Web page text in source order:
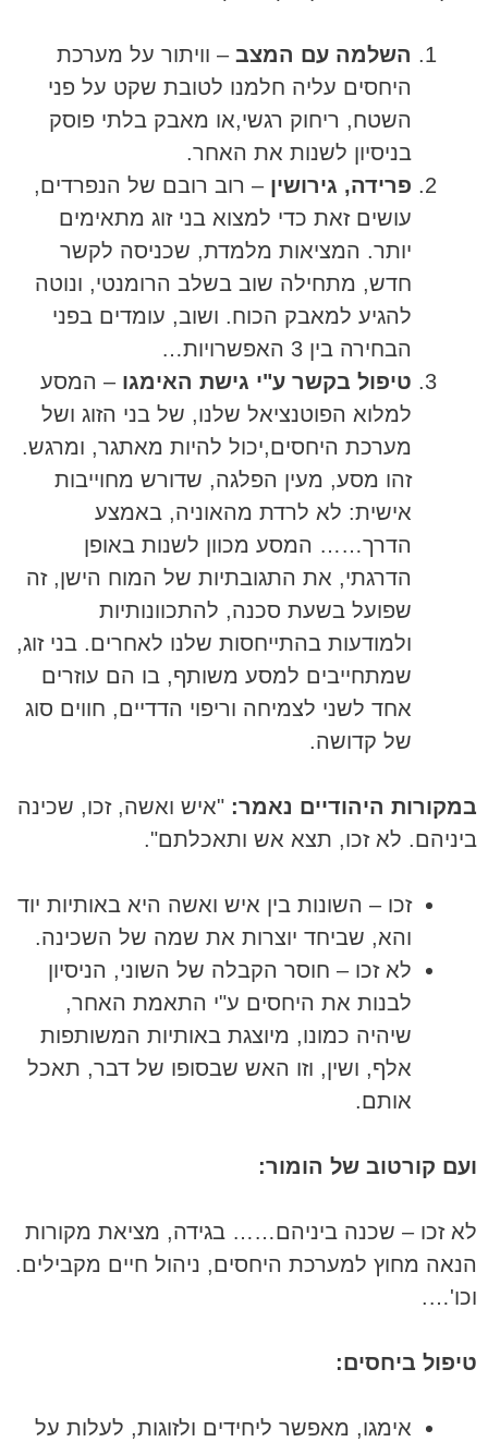
השלמה עם המצב – וויתור על מערכת
היחסים עליה חלמנו לטובת שקט על פני
השטח, ריחוק רגשי,או מאבק בלתי פוסק
בניסיון לשנות את האחר.
פרידה, גירושין – רוב רובם של הנפרדים,
עושים זאת כדי למצוא בני זוג מתאימים
יותר. המציאות מלמדת, שכניסה לקשר
חדש, מתחילה שוב בשלב הרומנטי, ונוטה
להגיע למאבק הכוח. ושוב, עומדים בפני
הבחירה בין 3 האפשרויות…
טיפול בקשר ע"י גישת האימגו – המסע
למלוא הפוטנציאל שלנו, של בני הזוג ושל
מערכת היחסים,יכול להיות מאתגר, ומרגש.
זהו מסע, מעין הפלגה, שדורש מחוייבות
אישית: לא לרדת מהאוניה, באמצע
הדרך…… המסע מכוון לשנות באופן
הדרגתי, את התגובתיות של המוח הישן, זה
שפועל בשעת סכנה, להתכוונותיות
ולמודעות בהתייחסות שלנו לאחרים. בני זוג,
שמתחייבים למסע משותף, בו הם עוזרים
אחד לשני לצמיחה וריפוי הדדיים, חווים סוג
של קדושה.
במקורות היהודיים נאמר: "איש ואשה, זכו, שכינה
ביניהם. לא זכו, תצא אש ותאכלתם".
זכו – השונות בין איש ואשה היא באותיות יוד
והא, שביחד יוצרות את שמה של השכינה.
לא זכו – חוסר הקבלה של השוני, הניסיון
לבנות את היחסים ע"י התאמת האחר,
שיהיה כמונו, מיוצגת באותיות המשותפות
אלף, ושין, וזו האש שבסופו של דבר, תאכל
אותם.
ועם קורטוב של הומור:
לא זכו – שכנה ביניהם…… בגידה, מציאת מקורות
הנאה מחוץ למערכת היחסים, ניהול חיים מקבילים.
וכו'….
טיפול ביחסים:
אימגו, מאפשר ליחידים ולזוגות, לעלות על